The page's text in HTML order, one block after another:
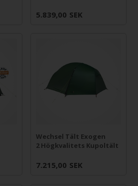
5.839,00 SEK
Wechsel Tält Exogen
2 Högkvalitets Kupoltält
7.215,00 SEK